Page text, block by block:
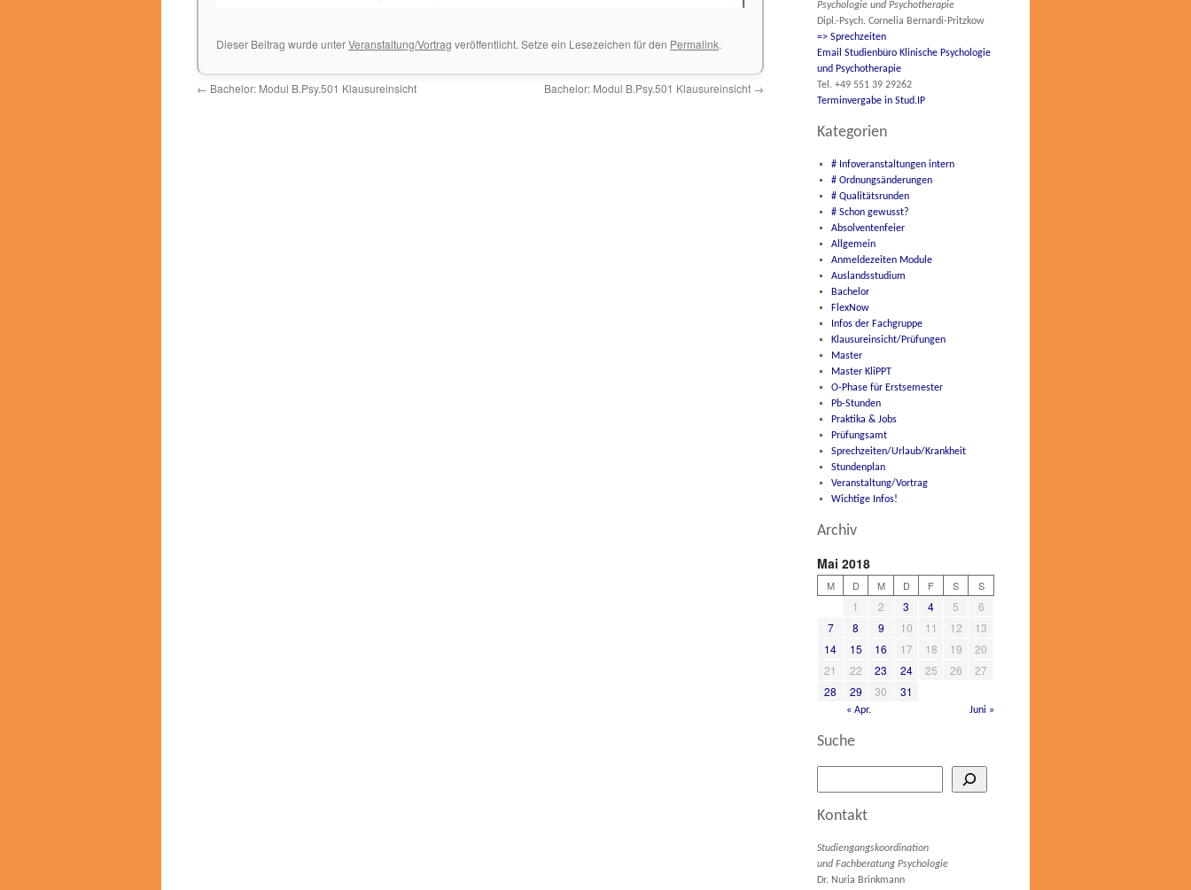
Dieser Beitrag wurde unterVeranstaltung/Vortrag veröffentlicht. Setze ein Lesezeichen für den Permalink.
← Bachelor: Modul B.Psy.501 Klausureinsicht Bachelor: Modul B.Psy.501 Klausureinsicht →
Psychologie und Psychotherapie
Dipl.-Psych. Cornelia Bernardi-Pritzkow
=> Sprechzeiten
Email Studienbüro Klinische Psychologie
und Psychotherapie
Tel. +49 551 39 29262
Terminvergabe in Stud.IP
Kategorien
# Infoveranstaltungen intern
# Ordnungsänderungen
# Qualitätsrunden
# Schon gewusst?
Absolventenfeier
Allgemein
Anmeldezeiten Module
Auslandsstudium
Bachelor
FlexNow
Infos der Fachgruppe
Klausureinsicht/Prüfungen
Master
Master KliPPT
O-Phase für Erstsemester
Pb-Stunden
Praktika & Jobs
Prüfungsamt
Sprechzeiten/Urlaub/Krankheit
Stundenplan
Veranstaltung/Vortrag
Wichtige Infos!
Archiv
Mai 2018
M D M D F S S
1 2 3 4 5
6
7
8 9 10 11 12
13
14
15 16 17 18 19
20
21
22 23 24 25 26
27
28
29 30 31
« Apr. Juni »
Suche
Kontakt
Studiengangskoordination
und Fachberatung Psychologie
Dr. Nuria Brinkmann